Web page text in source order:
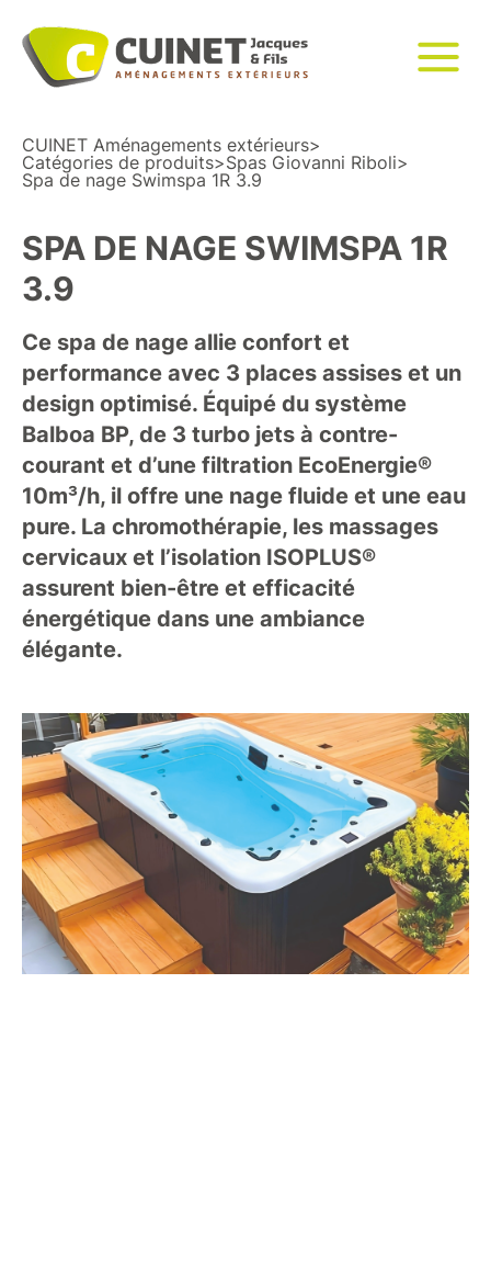
CUINET Aménagements extérieurs>
Catégories de produits>Spas Giovanni Riboli>
Spa de nage Swimspa 1R 3.9
SPA DE NAGE SWIMSPA 1R
3.9
Ce spa de nage allie confort et
performance avec 3 places assises et un
design optimisé. Équipé du système
Balboa BP, de 3 turbo jets à contre-
courant et d’une filtration EcoEnergie®
10m³/h, il offre une nage fluide et une eau
pure. La chromothérapie, les massages
cervicaux et l’isolation ISOPLUS®
assurent bien-être et efficacité
énergétique dans une ambiance
élégante.